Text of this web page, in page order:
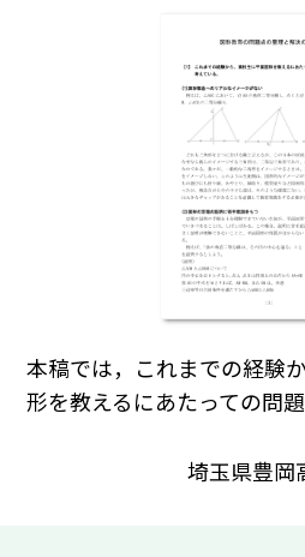
本稿では，これまでの経験
形を教えるにあたっての問
埼玉県豊